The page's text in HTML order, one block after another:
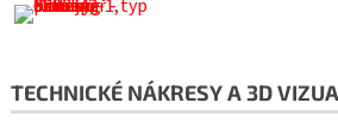
TECHNICKÉ NÁKRESY A 3D